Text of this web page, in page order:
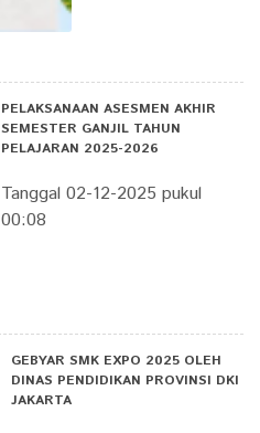
PELAKSANAAN ASESMEN AKHIR
SEMESTER GANJIL TAHUN
PELAJARAN 2025-2026
Tanggal 02-12-2025 pukul
00:08
GEBYAR SMK EXPO 2025 OLEH
DINAS PENDIDIKAN PROVINSI DKI
JAKARTA